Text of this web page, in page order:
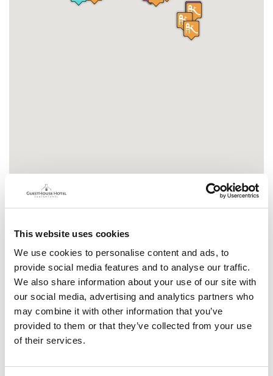
This website uses cookies
We use cookies to personalise content and ads, to
provide social media features and to analyse our traffic.
We also share information about your use of our site with
our social media, advertising and analytics partners who
may combine it with other information that you’ve
provided to them or that they’ve collected from your use
of their services.
Map Locations